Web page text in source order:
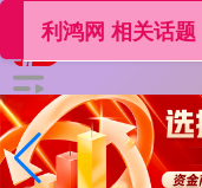
利鸿网 相关话题